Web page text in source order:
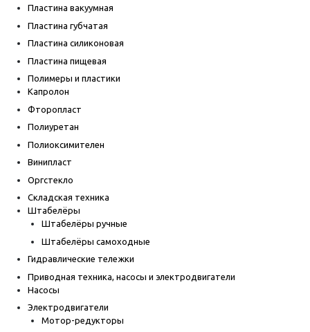
Пластина вакуумная
Пластина губчатая
Пластина силиконовая
Пластина пищевая
Полимеры и пластики
Капролон
Фторопласт
Полиуретан
Полиоксимителен
Винипласт
Оргстекло
Складская техника
Штабелёры
Штабелёры ручные
Штабелёры самоходные
Гидравлические тележки
Приводная техника, насосы и электродвигатели
Насосы
Электродвигатели
Мотор-редукторы